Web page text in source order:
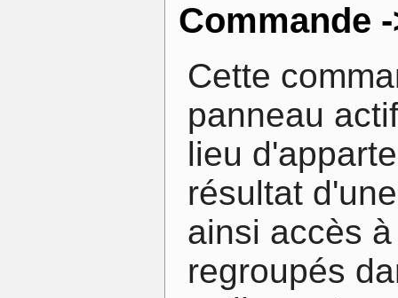
Commande
Cette
panneau
lieu
résultat
ainsi accès
regroupés